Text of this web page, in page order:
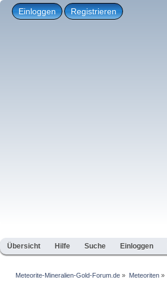
Einloggen Registrieren
Übersicht Hilfe Suche Einloggen
Meteorite-Mineralien-Gold-Forum.de » Meteoriten»